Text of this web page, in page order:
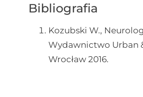
Bibliografia
Kozubski W.,
Wydawnictwo Urban
Wrocław 2016.